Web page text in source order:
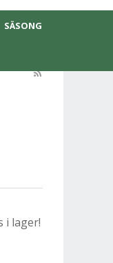
SÄSONG
i lager!